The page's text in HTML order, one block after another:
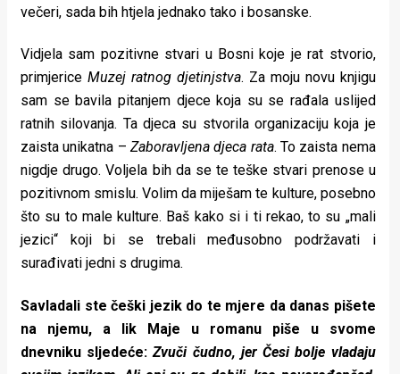
večeri, sada bih htjela jednako tako i bosanske.
Vidjela sam pozitivne stvari u Bosni koje je rat stvorio,
primjerice Muzej ratnog djetinjstva. Za moju novu knjigu
sam se bavila pitanjem djece koja su se rađala uslijed
ratnih silovanja. Ta djeca su stvorila organizaciju koja je
zaista unikatna –Zaboravljena djeca rata. To zaista nema
nigdje drugo. Voljela bih da se te teške stvari prenose u
pozitivnom smislu. Volim da miješam te kulture, posebno
što su to male kulture. Baš kako si i ti rekao, to su „mali
jezici“ koji bi se trebali međusobno podržavati i
surađivati jedni s drugima.
Savladali ste češki jezik do te mjere da danas pišete
na njemu, a lik Maje u romanu piše u svome
dnevniku sljedeće:Zvuči čudno, jer Česi bolje vladaju